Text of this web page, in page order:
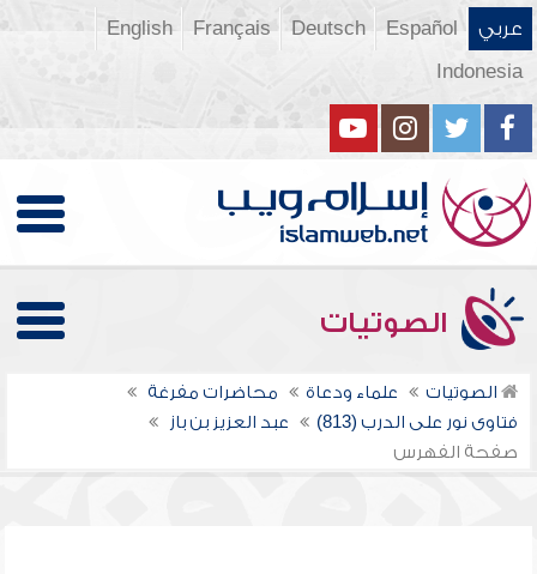
عربي Español
Deutsch
Français
English
Indonesia
الصوتيات
الصوتيات علماء ودعاة
محاضرات مفرغة
فتاوى نور على الدرب (813)
عبد العزيز بن باز
صفحة الفهرس